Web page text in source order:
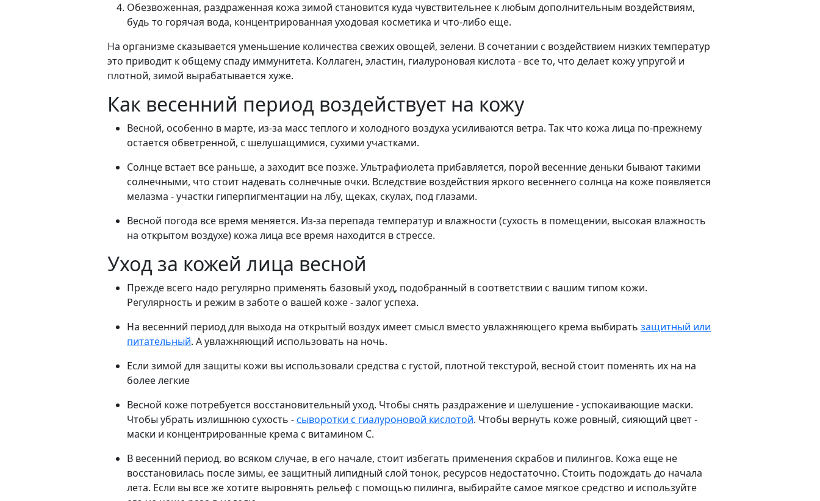
Обезвоженная, раздраженная кожа зимой становится куда чувствительнее к любым дополнительным воздействиям,
будь то горячая вода, концентрированная уходовая косметика и что-либо еще.
На организме сказывается уменьшение количества свежих овощей, зелени. В сочетании с воздействием низких температур
это приводит к общему спаду иммунитета. Коллаген, эластин, гиалуроновая кислота - все то, что делает кожу упругой и
плотной, зимой вырабатывается хуже.
Как весенний период воздействует на кожу
Весной, особенно в марте, из-за масс теплого и холодного воздуха усиливаются ветра. Так что кожа лица по-прежнему
остается обветренной, с шелушащимися, сухими участками.
Солнце встает все раньше, а заходит все позже. Ультрафиолета прибавляется, порой весенние деньки бывают такими
солнечными, что стоит надевать солнечные очки. Вследствие воздействия яркого весеннего солнца на коже появляется
мелазма - участки гиперпигментации на лбу, щеках, скулах, под глазами.
Весной погода все время меняется. Из-за перепада температур и влажности (сухость в помещении, высокая влажность
на открытом воздухе) кожа лица все время находится в стрессе.
Уход за кожей лица весной
Прежде всего надо регулярно применять базовый уход, подобранный в соответствии с вашим типом кожи.
Регулярность и режим в заботе о вашей коже - залог успеха.
На весенний период для выхода на открытый воздух имеет смысл вместо увлажняющего крема выбирать защитный или
питательный. А увлажняющий использовать на ночь.
Если зимой для защиты кожи вы использовали средства с густой, плотной текстурой, весной стоит поменять их на на
более легкие
Весной коже потребуется восстановительный уход. Чтобы снять раздражение и шелушение - успокаивающие маски.
Чтобы убрать излишнюю сухость -сыворотки с гиалуроновой кислотой. Чтобы вернуть коже ровный, сияющий цвет -
маски и концентрированные крема с витамином С.
В весенний период, во всяком случае, в его начале, стоит избегать применения скрабов и пилингов. Кожа еще не
восстановилась после зимы, ее защитный липидный слой тонок, ресурсов недостаточно. Стоить подождать до начала
лета. Если вы все же хотите выровнять рельеф с помощью пилинга, выбирайте самое мягкое средство и используйте